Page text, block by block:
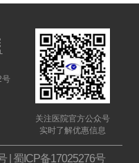
号
关注医院官方公众号
实时了解优惠信息
| 蜀ICP备17025276号